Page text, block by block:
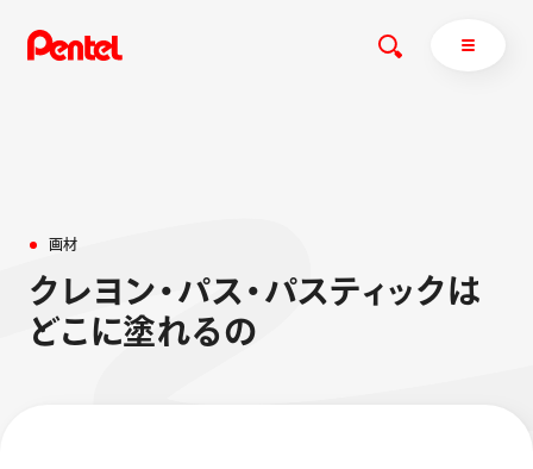
ボールペン
ペン
ぺんてるについて
画材
ク レヨ ン ・ パス ・ パスティックは
どこ に塗れるの